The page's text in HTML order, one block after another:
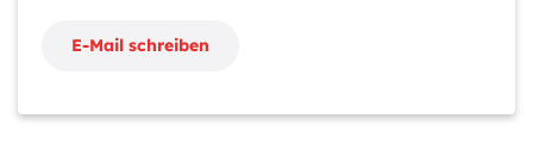
E-Mail schreiben